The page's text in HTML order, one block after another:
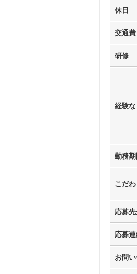
休日
交通費
研修
経験
勤務期
こだ
応募
応募
お問